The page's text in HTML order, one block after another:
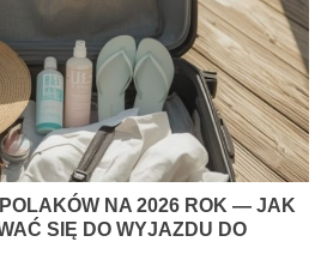
NA 2026 ROK — JAK
SIĘ DO WYJAZDU DO